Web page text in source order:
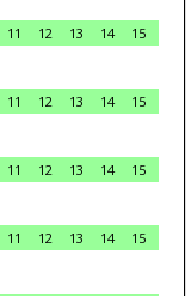
11 12 13 14
15
11 12 13 14
15
11 12 13 14
15
11 12 13 14
15